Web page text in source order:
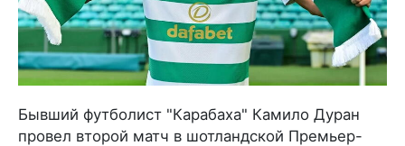
Бывший футболист "Карабаха" Камило Дуран
провел второй матч в шотландской Премьер-